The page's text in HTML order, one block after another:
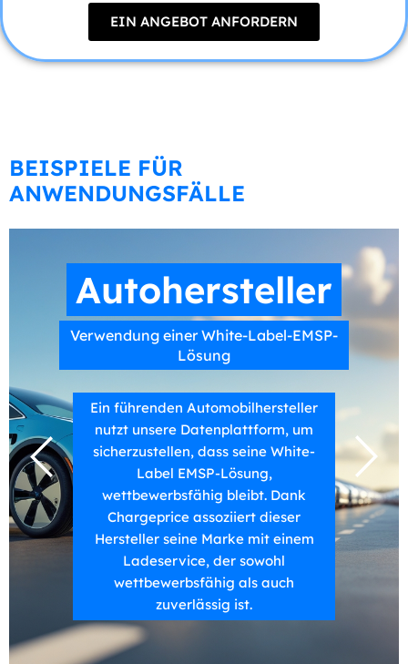
EIN ANGEBOT ANFORDERN
BEISPIELE FÜR
ANWENDUNGSFÄLLE
Autohersteller
Verwendung einer White-Label-EMSP-
Lösung
Ein führenden Automobilhersteller
nutzt unsere Datenplattform, um
sicherzustellen, dass seine White-
Label EMSP-Lösung,
wettbewerbsfähig bleibt. Dank
Chargeprice assoziiert dieser
Hersteller seine Marke mit einem
Ladeservice, der sowohl
wettbewerbsfähig als auch
zuverlässig ist.